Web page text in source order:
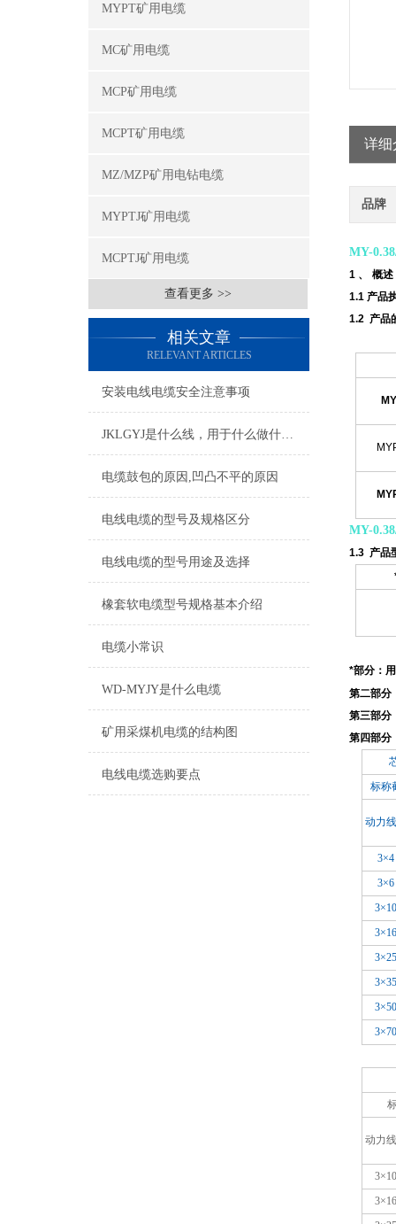
MYPT矿用电缆
MC矿用电缆
MCP矿用电缆
MCPT矿用电缆
MZ/MZP矿用电钻电缆
MYPTJ矿用电缆
MCPTJ矿用电缆
查看更多 >>
相关文章
RELEVANT ARTICLES
安装电线电缆安全注意事项
JKLGYJ是什么线，用于什么做什么的
电缆鼓包的原因,凹凸不平的原因
电线电缆的型号及规格区分
电线电缆的型号用途及选择
橡套软电缆型号规格基本介绍
电缆小常识
WD-MYJY是什么电缆
矿用采煤机电缆的结构图
电线电缆选购要点
详细
品牌
MY-
1 、
概述
1.1 产品
1.2 产品
MY-
1.3 产品
*部分：
第二部分
第三部分
第四部分
标称
动力
3×4
3×6
动力